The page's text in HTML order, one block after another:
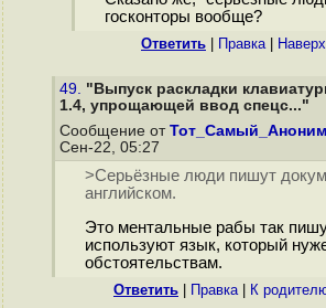
госконторы вообще?
Ответить Правка| Наверх
49. "Выпуск раскладки
1.4, упрощающей ввод спецс..."
Сообщение от
Сен-22, 05:27
>Серьёзные люди пишут
английском.
Это ментальные рабы так
используют язык, который
обстоятельствам.
Ответить Правка| К